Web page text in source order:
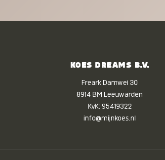
KOES DREAMS B.V.
Freark Damwei 30
8914 BM Leeuwarden
KvK: 95419322
info@mijnkoes.nl